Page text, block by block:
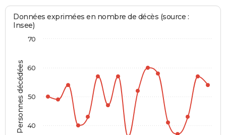
Personnes décédées
Données exprimées en nombre de décès (source :
Insee)
40
50
60
70